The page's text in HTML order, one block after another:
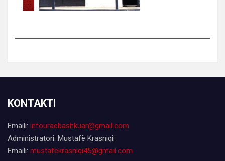
KONTAKTI
Emaili: infouraebashkuar@gmail.com
Administratori: Mustafë Krasniqi
Emaili: mustafekrasniqi45@gmail.com